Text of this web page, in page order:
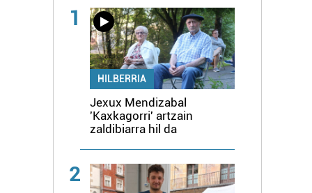
1
HILBERRIA
Jexux Mendizabal
'Kaxkagorri' artzain
zaldibiarra hil da
2